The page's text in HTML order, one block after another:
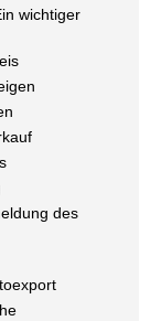
wichtiger
des